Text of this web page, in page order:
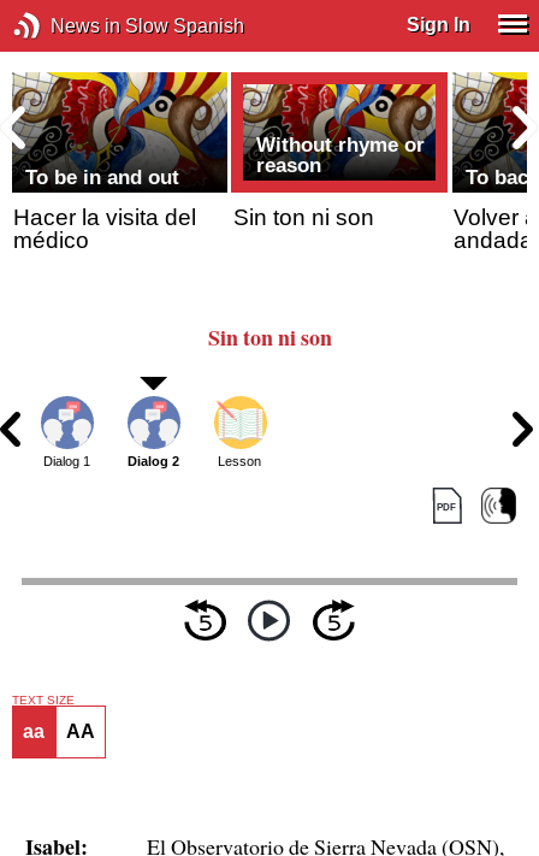
News in Slow Spanish Sign In
To be in and out
Hacer la visita del
médico
Without rhyme or
reason
Sin ton ni son
To
Volver
Sin ton ni son
Dialog 1 Dialog 2 Lesson
TEXT SIZE
aa AA
Isabel:
El Observatorio de Sierra Nevada (OSN),